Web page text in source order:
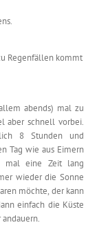
Regenfällen kommt
abends) mal zu
aber schnell vorbei.
8 Stunden und
Tag wie aus Eimern
mal eine Zeit lang
wieder die Sonne
möchte, der kann
einfach die Küste